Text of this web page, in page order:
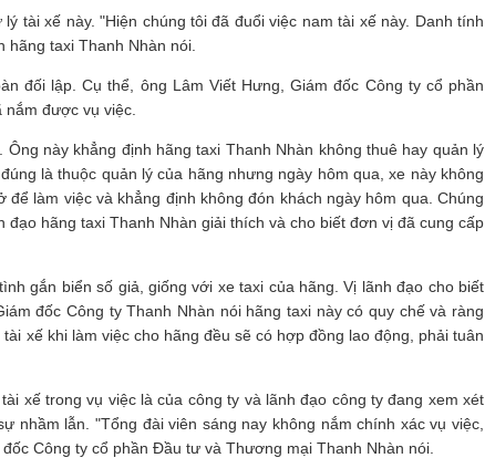
tài xế này. "Hiện chúng tôi đã đuổi việc nam tài xế này. Danh tính
hãng taxi Thanh Nhàn nói.
đối lập. Cụ thể, ông Lâm Viết Hưng, Giám đốc Công ty cổ phần
được vụ việc.
này khẳng định hãng taxi Thanh Nhàn không thuê hay quản lý
là thuộc quản lý của hãng nhưng ngày hôm qua, xe này không
làm việc và khẳng định không đón khách ngày hôm qua. Chúng
hãng taxi Thanh Nhàn giải thích và cho biết đơn vị đã cung cấp
gắn biển số giả, giống với xe taxi của hãng. Vị lãnh đạo cho biết
đốc Công ty Thanh Nhàn nói hãng taxi này có quy chế và ràng
xế khi làm việc cho hãng đều sẽ có hợp đồng lao động, phải tuân
xế trong vụ việc là của công ty và lãnh đạo công ty đang xem xét
nhầm lẫn. "Tổng đài viên sáng nay không nắm chính xác vụ việc,
Công ty cổ phần Đầu tư và Thương mại Thanh Nhàn nói.